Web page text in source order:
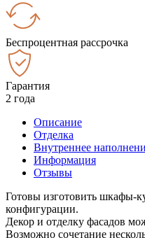
Беспроцентная рассрочка
Гарантия
2 года
Описание
Отделка
Внутреннее
Информация
Отзывы
Готовы изготовить шкафы-
конфигурации.
Декор и отделку фасадов
Возможно сочетание